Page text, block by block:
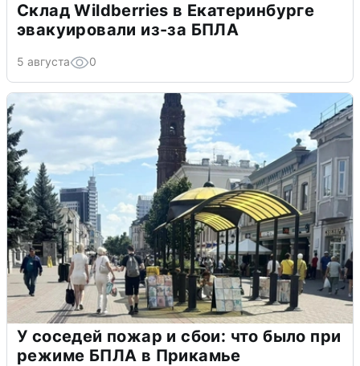
Склад Wildberries в Екатеринбурге
эвакуировали из-за БПЛА
5 августа 0
У соседей пожар и сбои: что было при
режиме БПЛА в Прикамье